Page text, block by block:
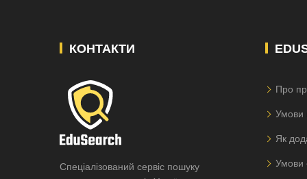
КОНТАКТИ
Спеціалізований сервіс пошуку
Про
Умови
Як
Умови